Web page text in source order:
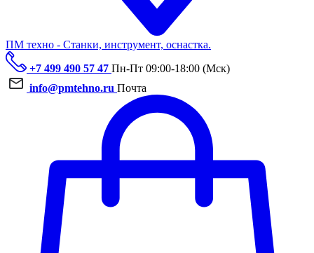
ПМ техно - Станки, инструмент, оснастка.
+7 499 490 57 47 Пн-Пт 09:00-18:00 (Мск)
info@pmtehno.ru Почта